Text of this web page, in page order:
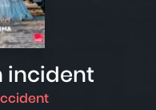
incident